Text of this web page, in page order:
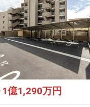
億1,290万円